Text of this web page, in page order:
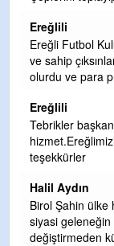
Ereğlili
Ereğli Futbol
ve sahip
olurdu ve para
Ereğlili
Tebrikler
teşekkürler
Halil Aydın
Birol Şahin ülke
siyasi
değiştirmeden